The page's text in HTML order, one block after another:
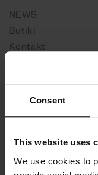
Consent
This website uses
We use cookies to
NEWS
Butiki
Kontakt
Pielęgnacja